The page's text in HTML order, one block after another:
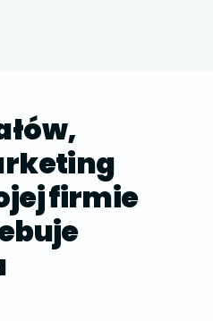
firmie